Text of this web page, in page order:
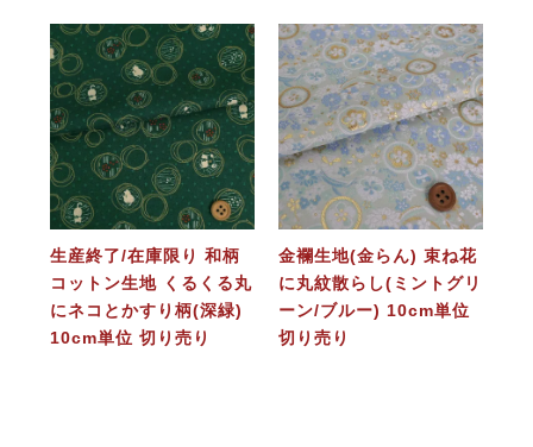
生産終了/在庫限り 和柄
コットン生地 くるくる丸
にネコとかすり柄(深緑)
10cm単位 切り売り
金襴生地(金らん) 束ね花
に丸紋散らし(ミントグリ
ーン/ブルー) 10cm単位
切り売り